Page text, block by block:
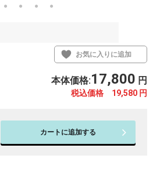
お気に入りに追加
本体価格:17,800 円
税込価格 19,580 円
カートに追加する